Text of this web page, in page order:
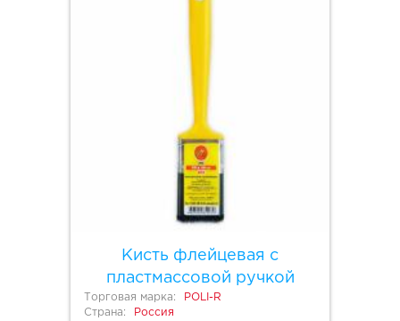
Кисть флейцевая с
пластмассовой ручкой
Торговая марка:
POLI-R
Страна:
Россия